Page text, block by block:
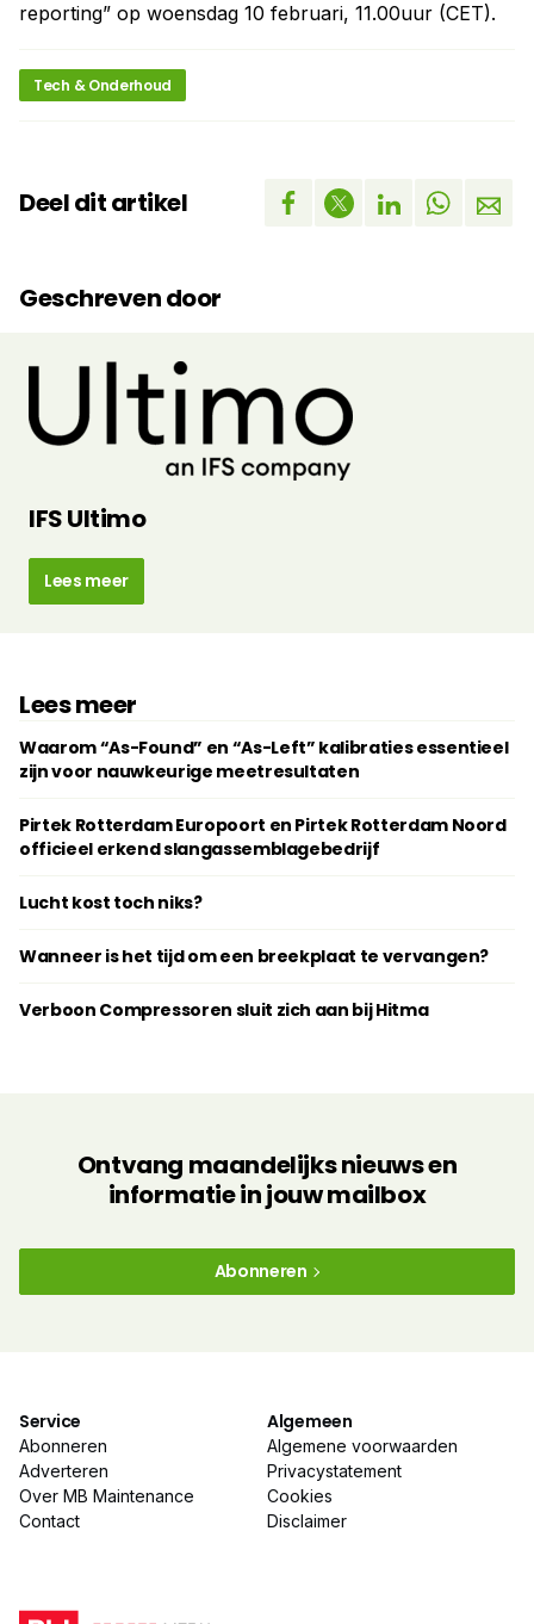
reporting” op woensdag 10 februari, 11.00uur (CET).
Tech & Onderhoud
Deel dit artikel
Geschreven door
IFS Ultimo
Lees meer
Lees meer
Waarom “As-Found” en “As-Left” kalibraties essentieel
zijn voor nauwkeurige meetresultaten
Pirtek Rotterdam Europoort en Pirtek Rotterdam Noord
officieel erkend slangassemblagebedrijf
Lucht kost toch niks?
Wanneer is het tijd om een breekplaat te vervangen?
Verboon Compressoren sluit zich aan bij Hitma
Ontvang maandelijks nieuws en
informatie in jouw mailbox
Abonneren
Service
Abonneren
Adverteren
Over MB Maintenance
Contact
Algemeen
Algemene voorwaarden
Privacystatement
Cookies
Disclaimer